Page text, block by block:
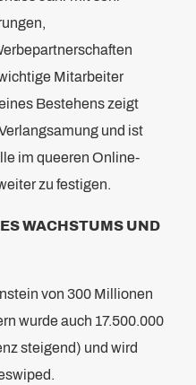
Mitarbeiter
Bestehens zeigt
und ist
im queeren Online-
zu festigen.
WACHSTUMS UND
von 300 Millionen
wurde auch 17.500.000
steigend) und wird